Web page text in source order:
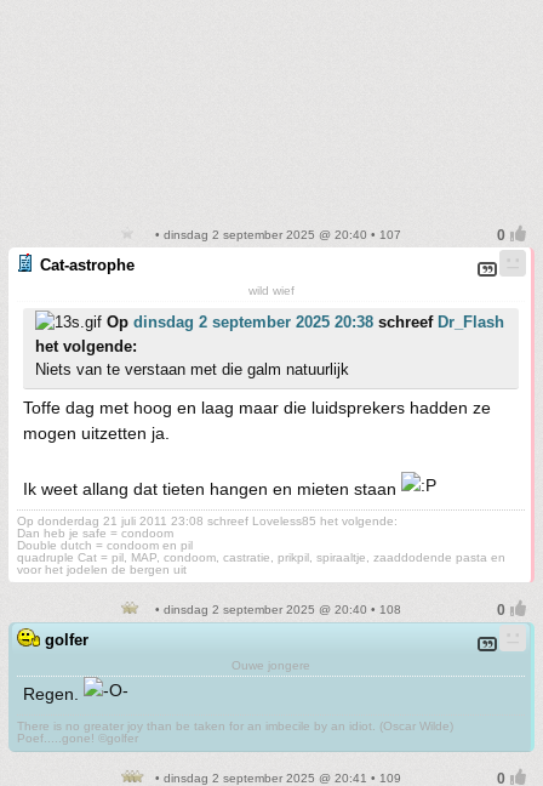
• dinsdag 2 september 2025 @ 20:40 • 107
Cat-astrophe
wild wief
Op dinsdag 2 september 2025 20:38 schreef Dr_Flash
het volgende:
Niets van te verstaan met die galm natuurlijk
Toffe dag met hoog en laag maar die luidsprekers hadden ze
mogen uitzetten ja.
Ik weet allang dat tieten hangen en mieten staan
Op donderdag 21 juli 2011 23:08 schreef Loveless85 het volgende:
Dan heb je safe = condoom
Double dutch = condoom en pil
quadruple Cat = pil, MAP, condoom, castratie, prikpil, spiraaltje, zaaddodende pasta en
voor het jodelen de bergen uit
• dinsdag 2 september 2025 @ 20:40 • 108
golfer
Ouwe jongere
Regen.
There is no greater joy than be taken for an imbecile by an idiot. (Oscar Wilde)
Poef.....gone! ©golfer
• dinsdag 2 september 2025 @ 20:41 • 109